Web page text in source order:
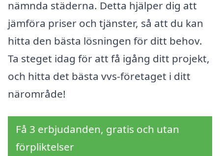
nämnda städerna. Detta hjälper dig att
jämföra priser och tjänster, så att du kan
hitta den bästa lösningen för ditt behov.
Ta steget idag för att få igång ditt projekt,
och hitta det bästa vvs-företaget i ditt
närområde!
Få 3 erbjudanden, gratis och utan
förpliktelser